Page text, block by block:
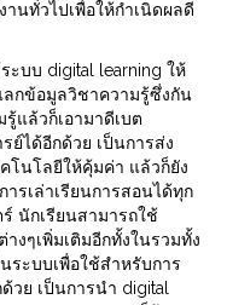
นทั่วไปเพื่อให้กำเนิดผลดี
ะบบ digital learning ให้
ลกข้อมูลวิชาความรู้ซึ่งกัน
แล้วก็เอามาดีเบต
ย์ได้อีกด้วย เป็นการส่ง
โนโลยีให้คุ้มค่า แล้วก็ยัง
รเล่าเรียนการสอนได้ทุก
นักเรียนสามารถใช้
งๆเพิ่มเติมอีกทั้งในรวมทั้ง
ระบบเพื่อใช้สำหรับการ
วย เป็นการนำ digital